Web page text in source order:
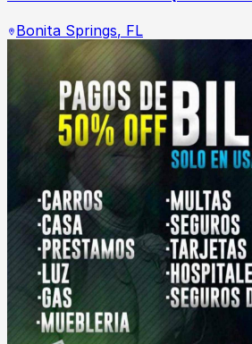
Bonita Springs, FL